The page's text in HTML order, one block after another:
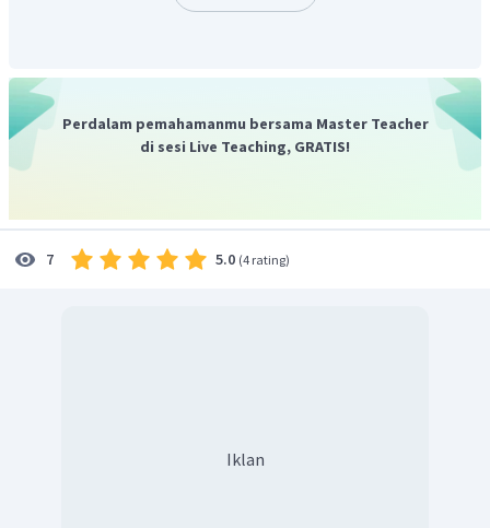
Perdalam pemahamanmu bersama Master Teacher
di sesi Live Teaching, GRATIS!
7 5.0 (4 rating)
Iklan